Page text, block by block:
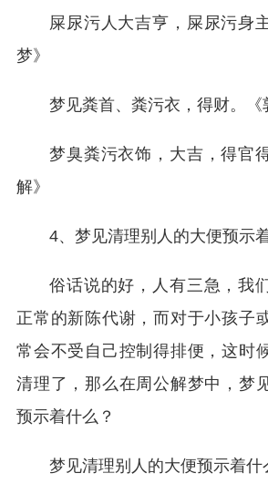
屎尿污人大吉亨，屎尿污身
梦》
梦见粪首、粪污衣，得财。《
梦臭粪污衣饰，大吉，得官
解》
4、梦见清理别人的大便预示
俗话说的好，人有三急，我
正常的新陈代谢，而对于小孩子
常会不受自己控制得排便，这时
清理了，那么在周公解梦中，梦
预示着什么？
梦见清理别人的大便预示着什